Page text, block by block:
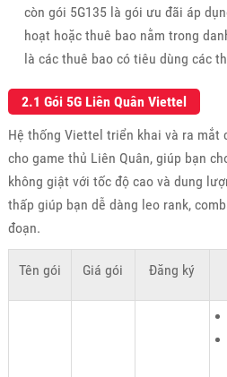
còn gói 5G135 là gói ưu đãi áp
hoạt hoặc thuê bao nằm trong
là các thuê bao có tiêu dùng các
2.1 Gói 5G Liên Quân Viettel
Hệ thống Viettel triển khai và ra mắt
cho game thủ Liên Quân, giúp bạn
không giật với tốc độ cao và dung
thấp giúp bạn dễ dàng leo rank,
đoạn.
Tên gói Giá gói Đăng ký